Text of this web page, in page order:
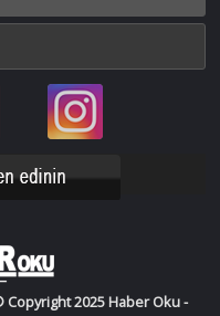
Bir
Haber
Instagram
Copyright 2025 Haber Oku -